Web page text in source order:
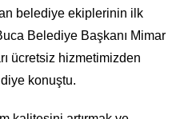
belediye ekiplerinin ilk
Belediye Başkanı Mimar
ücretsiz hizmetimizden
konuştu.